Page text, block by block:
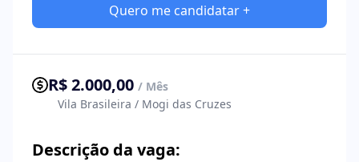
Quero me candidatar +
R$ 2.000,00 / Mês
Vila Brasileira / Mogi das Cruzes
Descrição da vaga: